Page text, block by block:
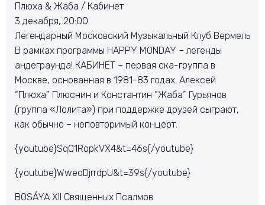
Плюха & Жаба / Кабинет
3 декабря, 20:00
Легендарный Московский Музыкальный Клуб Вермель
В рамках программы HAPPY MONDAY – легенды
андеграунда! КАБИНЕТ – первая ска-группа в
Москве, основанная в 1981-83 годах. Алексей
“Плюха” Плюснин и Константин “Жаба” Гурьянов
(группа «Лолита») при поддержке друзей сыграют,
как обычно – неповторимый концерт.
{youtube}SqQ1RopkVX4&t=46s{/youtube}
{youtube}WweoDjrrdpU&t=39s{/youtube}
BOSÁYA XII Священных Псалмов